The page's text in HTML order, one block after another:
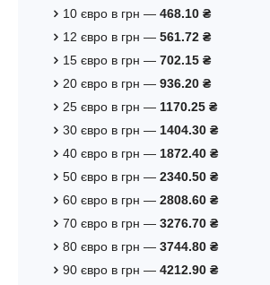
10 євро в грн — 468.10 ₴
12 євро в грн — 561.72 ₴
15 євро в грн — 702.15 ₴
20 євро в грн — 936.20 ₴
25 євро в грн — 1170.25 ₴
30 євро в грн — 1404.30 ₴
40 євро в грн — 1872.40 ₴
50 євро в грн — 2340.50 ₴
60 євро в грн — 2808.60 ₴
70 євро в грн — 3276.70 ₴
80 євро в грн — 3744.80 ₴
90 євро в грн — 4212.90 ₴